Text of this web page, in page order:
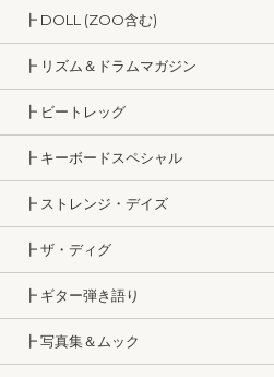
┣ DOLL (ZOO含む)
┣ リズム＆ドラムマガジン
┣ ビートレッグ
┣ キーボードスペシャル
┣ ストレンジ・デイズ
┣ ザ・ディグ
┣ ギター弾き語り
┣ 写真集＆ムック